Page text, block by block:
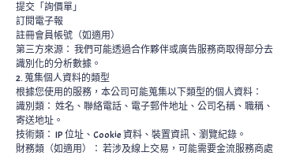
提交「詢價單」
訂閱電子報
註冊會員帳號（如適用）
第三方來源： 我們可能透過合作夥伴或廣告服務商取得部分去
識別化的分析數據。
2. 蒐集個人資料的類型
根據您使用的服務，本公司可能蒐集以下類型的個人資料：
識別類： 姓名、聯絡電話、電子郵件地址、公司名稱、職稱、
寄送地址。
技術類： IP 位址、Cookie 資料、裝置資訊、瀏覽紀錄。
財務類（如適用）： 若涉及線上交易，可能需要金流服務商處